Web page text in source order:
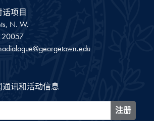
项目
N. W.
20057
讯和活动信息
注册